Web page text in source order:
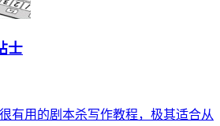
士
有用的剧本杀写作教程，极其适合从